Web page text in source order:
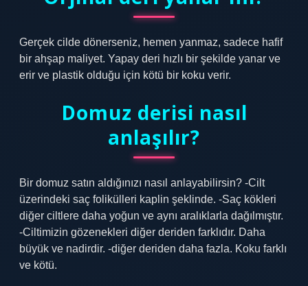
Gerçek cilde dönerseniz, hemen yanmaz, sadece hafif
bir ahşap maliyet. Yapay deri hızlı bir şekilde yanar ve
erir ve plastik olduğu için kötü bir koku verir.
Domuz derisi nasıl
anlaşılır?
Bir domuz satın aldığınızı nasıl anlayabilirsin? -Cilt
üzerindeki saç folikülleri kaplin şeklinde. -Saç kökleri
diğer ciltlere daha yoğun ve aynı aralıklarla dağılmıştır.
-Ciltimizin gözenekleri diğer deriden farklıdır. Daha
büyük ve nadirdir. -diğer deriden daha fazla. Koku farklı
ve kötü.